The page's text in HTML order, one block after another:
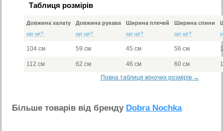
Таблиця розмірів
Довжина халату
що це?
Довжина рукава
що це?
Ширина плечей
що це?
Ширина спини
що це?
104 см 59 см 45 см 56 см
112 см 62 см 46 см 60 см
Повна таблиця жіночих розмірів →
Бiльше товарiв вiд бренду Dobra Nochka